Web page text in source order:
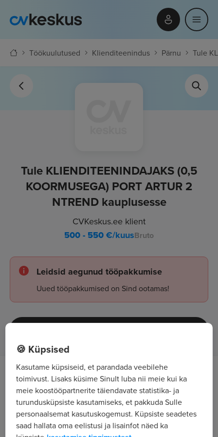
Töökuulutused Klienditeenindus Pärnu Tule
Tule KLIENDITEENINDAJAKS (0,5
KOORMUSEGA) PORT ARTUR 2
NTREND kauplusesse
CVKeskus.ee klient
500 - 550€/kuusBruto
Leidsid aegunud tööpakkumise
Uued tööpakkumised on Sind ootamas!
Töö kirjeldus
Aktiivne müügitöö;
Klientide abistamine kaupluses: nõustamine,
🍪 Küpsised
Kasutame küpsiseid, et parandada veebilehe
toimivust. Lisaks küsime Sinult luba nii meie kui ka
meie koostööpartnerite täiendavate statistika- ja
turundusküpsiste kasutamiseks, et pakkuda Sulle
personaalsemat kasutuskogemust. Küpsiste seadetes
saad hallata oma eelistusi ja lisainfot näed ka